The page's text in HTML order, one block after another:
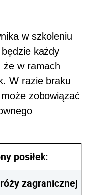
w szkoleniu
będzie każdy
że w ramach
W razie braku
może zobowiązać
posiłek:
zagranicznej